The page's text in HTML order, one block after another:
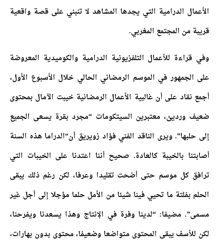
الأعمال الدرامية التي يجدها المشاهد لا تنبني على قصة واقعية
قريبة من المجتمع المغربي.
وفي قراءة للأعمال التلفزيونية الدرامية والكوميدية المعروضة
على الجمهور في الموسم الرمضاني الحالي خلال الأسبوع الأول،
أجمع نقاد على أن غالبية الأعمال الرمضانية خيبت الآمال بمحتوى
ضعيف ورديئ، معتبرين السيتكومات “مجرد بقرة يسعى الجميع
إلى حلبها”. ويرى الناقد الفني فؤاد زويريق أن“الدراما هذه السنة
أصابتنا بالخيبة كالعادة. صحيح أننا اعتدنا على الخيبات التي
ترافق كل موسم حتى أضحت تقليدا وعرفا، لكن رغم ذلك يبقى
الحلم بفلتة ما تحيي فينا شيئا من الأمل حلما مؤجلا إلى أجل غير
مسمى”. مضيفا: “لدينا وفرة في الإنتاج وهذا يسعدنا ويفرحنا،
لكن للأسف يبقى المحتوى متواضعا وضعيفا، محتوى بدون بهارات،